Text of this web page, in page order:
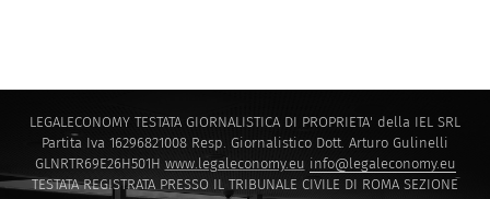
LEGALECONOMY TESTATA GIORNALISTICA DI PROPRIETA' della IEL SRL
Partita Iva 16296821008 Resp. Giornalistico Dott. Arturo Gulinelli
GLNRTR69E26H501H www.legaleconomy.eu info@legaleconomy.eu
TESTATA REGISTRATA PRESSO IL TRIBUNALE CIVILE DI ROMA SEZIONE